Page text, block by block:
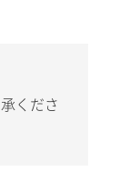
くださ